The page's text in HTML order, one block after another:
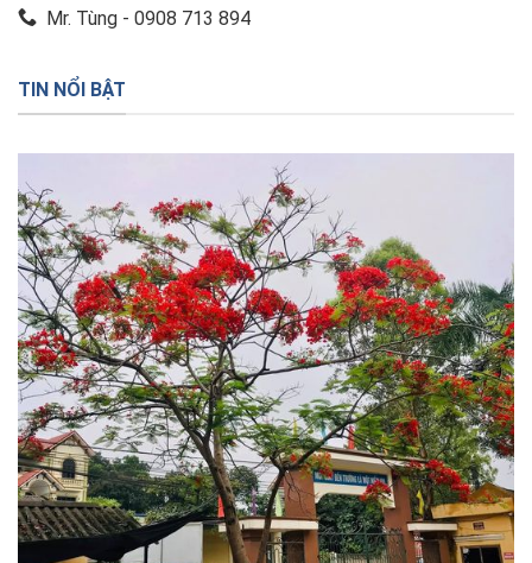
Mr. Tùng - 0908 713 894
TIN NỔI BẬT